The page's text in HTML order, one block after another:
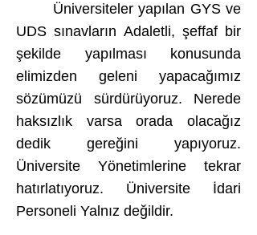
Üniversiteler yapılan GYS ve
UDS sınavların Adaletli, şeffaf bir
şekilde yapılması konusunda
elimizden geleni yapacağımız
sözümüzü sürdürüyoruz. Nerede
haksızlık varsa orada olacağız
dedik gereğini yapıyoruz.
Üniversite Yönetimlerine tekrar
hatırlatıyoruz. Üniversite İdari
Personeli Yalnız değildir.